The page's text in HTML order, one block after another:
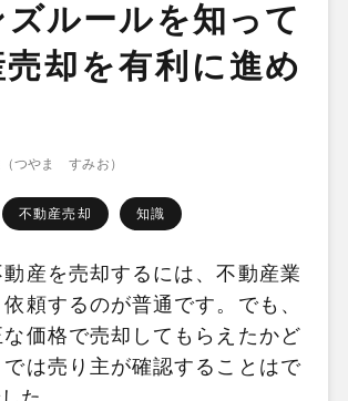
ズルールを知って
却を有利に進め
つやま すみお）
不動産売却 知識
産を売却するには、不動産業
頼するのが普通です。でも、
価格で売却してもらえたかど
では売り主が確認することはで